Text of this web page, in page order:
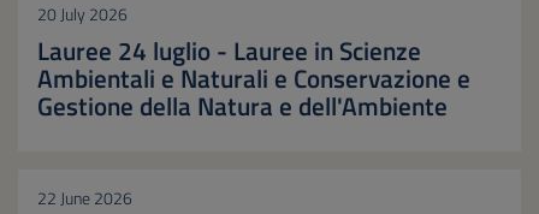
20 July 2026
Lauree 24 luglio - Lauree in Scienze
Ambientali e Naturali e Conservazione e
Gestione della Natura e dell'Ambiente
22 June 2026